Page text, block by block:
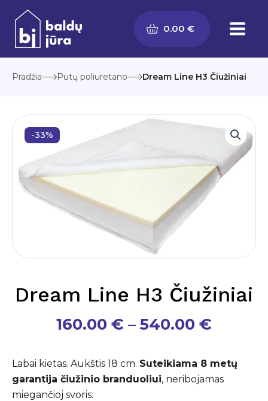
Pereiti
prie
turinio
0.00 €
Pradžia Putų poliuretano Dream Line H3 Čiužiniai
-33%
Dream Line H3 Čiužiniai
160.00 € – 540.00 €
Labai kietas. Aukštis 18 cm. Suteikiama 8 metų
garantija čiužinio branduoliui, neribojamas
miegančioj svoris.